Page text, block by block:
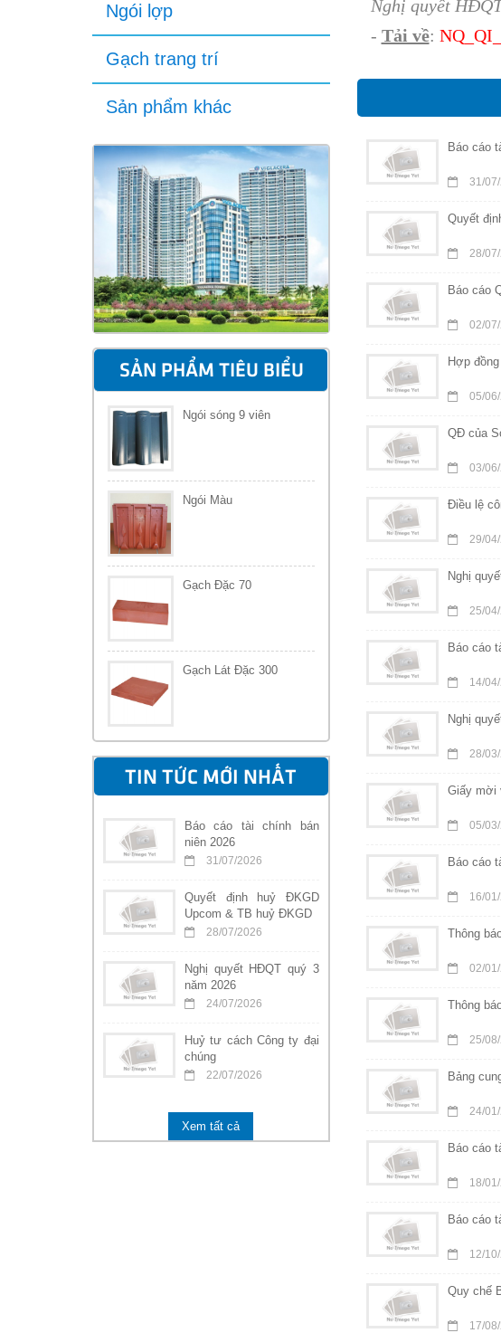
Ngói lợp
Gạch trang trí
Sản phẩm khác
SẢN PHẨM TIÊU BIỂU
Ngói sóng 9 viên
Ngói Màu
Gạch Đặc 70
Gạch Lát Đặc 300
TIN TỨC MỚI NHẤT
Báo cáo tài chính bán
niên 2026
31/07/2026
Quyết định huỷ ĐKGD
Upcom & TB huỷ ĐKGD
28/07/2026
Nghị quyết HĐQT quý 3
năm 2026
24/07/2026
Huỷ tư cách Công ty đại
chúng
22/07/2026
Xem tất cả
Nghị quyết
- Tải về:
Báo cáo
31/
Quyết
28/
Báo cáo
02/
Hợp
05/
QĐ của
03/
Điều lệ
29/
Nghị
25/
Báo cáo
14/
Nghị
28/
Giấy mời
05/
Báo cáo
16/
Thông
02/
Thông
25/
Bảng
24/
Báo cáo
18/
Báo cáo
12/
Quy chế
17/